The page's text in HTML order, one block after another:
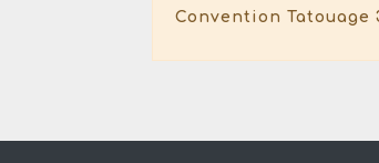
Convention Tatouage